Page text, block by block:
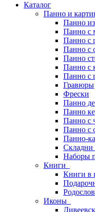
Каталог
Панно и
Панно из
Панно с
Панно с
Панно с
Панно
Панно с
Панно с
Гравюры
Фрески
Панно
Панно
Панно с
Панно с
Панно-
Складни
Наборы
Книги
Книги в
Иконы